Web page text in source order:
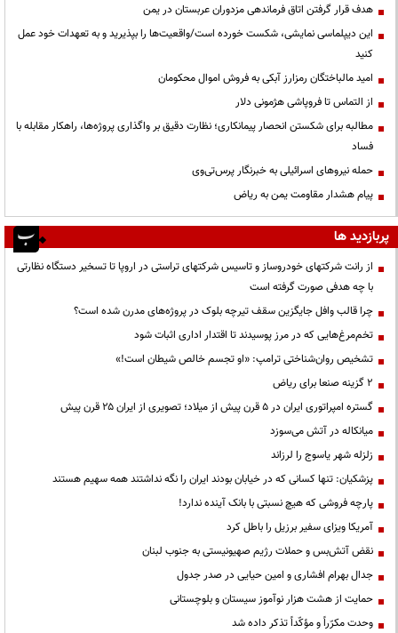
هدف قرار گرفتن اتاق‌ فرماندهی مزدوران عربستان در یمن
این دیپلماسی نمایشی، شکست خورده است/واقعیت‌ها را بپذیرید و به تعهدات خود عمل
کنید
امید مالباختگان رمزارز آبکی به فروش اموال محکومان
از التماس تا فروپاشی هژمونی دلار
مطالبه برای شکستن انحصار پیمانکاری؛ نظارت دقیق بر واگذاری پروژه‌ها، راهکار مقابله با
فساد
حمله نیروهای اسرائیلی به خبرنگار پرس‌تی‌وی
پیام هشدار مقاومت یمن به ریاض
پربازدید ها
از رانت‌ شرکتهای خودروساز و تاسیس شرکتهای تراستی در اروپا تا تسخیر دستگاه نظارتی
با چه هدفی صورت گرفته است
چرا قالب وافل جایگزین سقف تیرچه بلوک در پروژه‌های مدرن شده است؟
تخم‌مرغ‌هایی که در مرز پوسیدند تا اقتدار اداری اثبات شود
تشخیص روان‌شناختی ترامپ: «او تجسم خالص شیطان است!»
۲ گزینه صنعا برای ریاض
گستره امپراتوری ایران در ۵ قرن پیش از میلاد؛ تصویری از ایران ۲۵ قرن پیش
میانکاله در آتش می‌سوزد
زلزله شهر یاسوج را لرزاند
پزشکیان: تنها کسانی که در خیابان بودند ایران را نگه نداشتند همه سهیم هستند
پارچه فروشی که هیچ نسبتی با بانک آینده ندارد!
آمریکا ویزای سفیر برزیل را باطل کرد
نقض آتش‌بس و حملات رژیم صهیونیستی به جنوب لبنان
جدال بهرام افشاری و امین حیایی در صدر جدول
حمایت از هشت هزار نوآموز سیستان و بلوچستانی
وحدت مکرّراً و مؤکّداً تذکر داده شد